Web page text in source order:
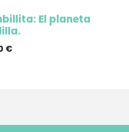
El planeta
€